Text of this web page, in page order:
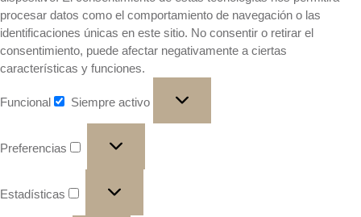
procesar datos como el comportamiento de navegación o las
identificaciones únicas en este sitio. No consentir o retirar el
consentimiento, puede afectar negativamente a ciertas
características y funciones.
Funcional Siempre activo
Preferencias
Estadísticas